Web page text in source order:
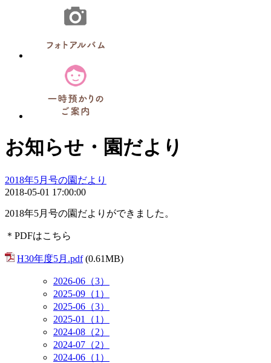
お知らせ・園だより
2018年5月号の園だより
2018-05-01 17:00:00
2018年5月号の園だよりができました。
＊PDFはこちら
H30年度5月.pdf (0.61MB)
2026-06（3）
2025-09（1）
2025-06（3）
2025-01（1）
2024-08（2）
2024-07（2）
2024-06（1）